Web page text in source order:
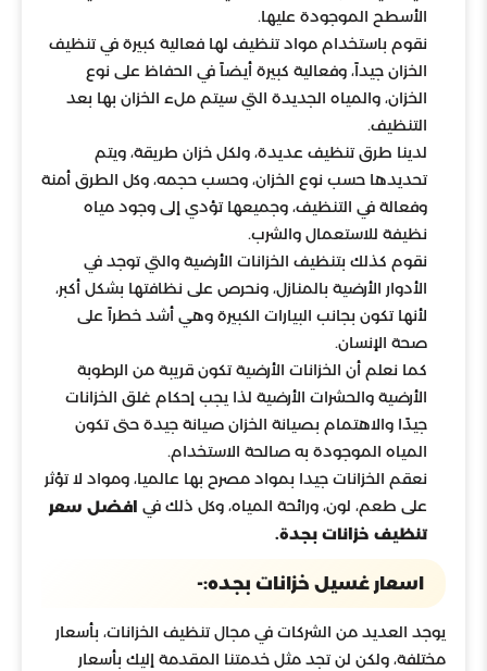
الأسطح الموجودة عليها.
نقوم باستخدام مواد تنظيف لها فعالية كبيرة في تنظيف
الخزان جيداً، وفعالية كبيرة أيضاً في الحفاظ على نوع
الخزان، والمياه الجديدة التي سيتم ملء الخزان بها بعد
التنظيف.
لدينا طرق تنظيف عديدة، ولكل خزان طريقة، ويتم
تحديدها حسب نوع الخزان، وحسب حجمه، وكل الطرق أمنة
وفعالة في التنظيف، وجميعها تؤدي إلى وجود مياه
نظيفة للاستعمال والشرب.
نقوم كذلك بتنظيف الخزانات الأرضية والتي توجد في
الأدوار الأرضية بالمنازل، ونحرص على نظافتها بشكل أكبر،
لأنها تكون بجانب البيارات الكبيرة وهي أشد خطراً على
صحة الإنسان.
كما نعلم أن الخزانات الأرضية تكون قريبة من الرطوبة
الأرضية والحشرات الأرضية لذا يجب إحكام غلق الخزانات
جيدًا والاهتمام بصيانة الخزان صيانة جيدة حتى تكون
المياه الموجودة به صالحة الاستخدام.
نعقم الخزانات جيدا بمواد مصرح بها عالميا، ومواد لا تؤثر
على طعم، لون، ورائحة المياه، وكل ذلك في افضل سعر
تنظيف خزانات بجدة.
اسعار غسيل خزانات بجده:-
يوجد العديد من الشركات في مجال تنظيف الخزانات، بأسعار
مختلفة، ولكن لن تجد مثل خدمتنا المقدمة إليك بأسعار